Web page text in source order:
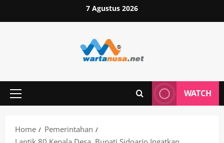
to
7 Agustus 2026
Primary
WATCH
Home
Pemerintahan